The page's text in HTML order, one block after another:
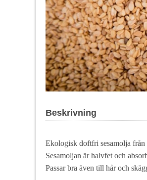
Beskrivning
Ekologisk doftfri sesamolja från
Sesamoljan är halvfet och
Passar bra även till hår och